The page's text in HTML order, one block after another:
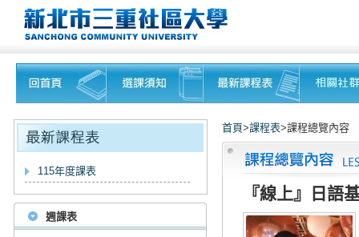
115年度課表
週課表
首頁>課程表>課程總覽內容
『線上』日語